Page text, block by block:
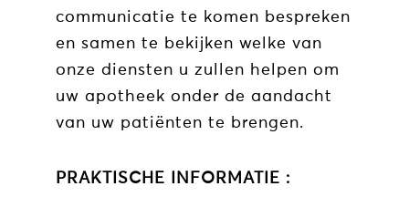
communicatie te komen bespreken
en samen te bekijken welke van
onze diensten u zullen helpen om
uw apotheek onder de aandacht
van uw patiënten te brengen.
PRAKTISCHE INFORMATIE :